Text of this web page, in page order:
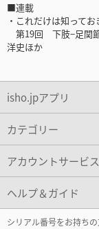
■連載
・これだけは知って
第19回 下肢−足
洋史ほか
isho.jpアプリ
カテゴリー
アカウントサービス
ヘルプ＆ガイド
シリアル番号をお持ち